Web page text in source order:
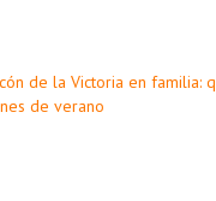
de la Victoria en familia:
de verano